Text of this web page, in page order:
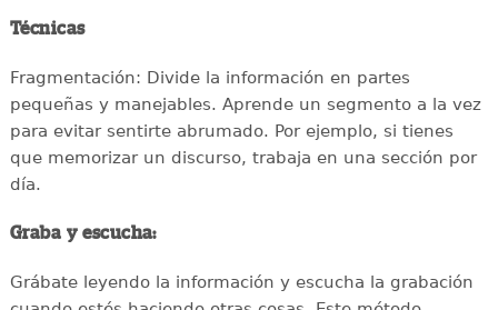
Técnicas
Fragmentación: Divide la información en partes
pequeñas y manejables. Aprende un segmento a la vez
para evitar sentirte abrumado. Por ejemplo, si tienes
que memorizar un discurso, trabaja en una sección por
día.
Graba y escucha:
Grábate leyendo la información y escucha la grabación